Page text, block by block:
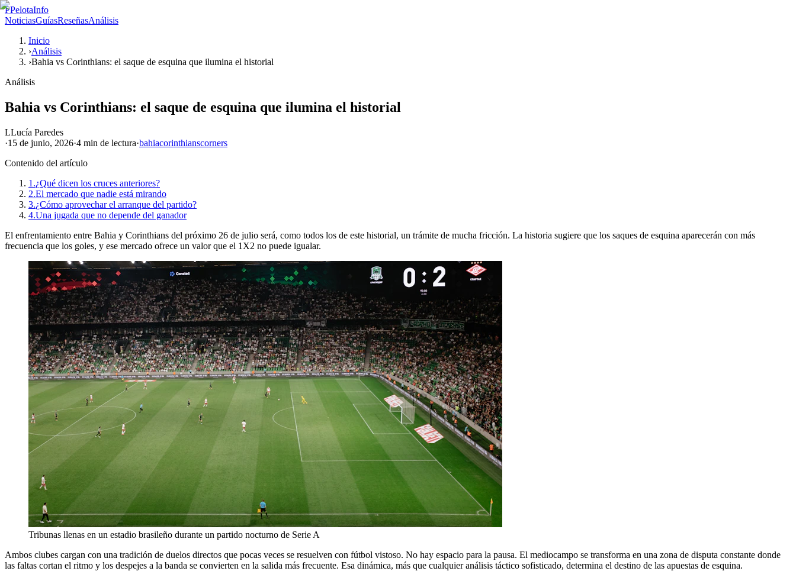
PPelotaInfo
NoticiasGuíasReseñasAnálisis
Inicio
›Análisis
›Bahia vs Corinthians: el saque de esquina que ilumina el historial
Análisis
Bahia vs Corinthians: el saque de esquina que ilumina el historial
LLucía Paredes
·15 de junio, 2026·4 min de lectura·bahiacorinthianscorners
Contenido del artículo
1.¿Qué dicen los cruces anteriores?
2.El mercado que nadie está mirando
3.¿Cómo aprovechar el arranque del partido?
4.Una jugada que no depende del ganador
El enfrentamiento entre Bahia y Corinthians del próximo 26 de julio será, como todos los de este historial, un trámite de mucha fricción. La historia sugiere que los saques de esquina aparecerán con más
frecuencia que los goles, y ese mercado ofrece un valor que el 1X2 no puede igualar.
Tribunas llenas en un estadio brasileño durante un partido nocturno de Serie A
Ambos clubes cargan con una tradición de duelos directos que pocas veces se resuelven con fútbol vistoso. No hay espacio para la pausa. El mediocampo se transforma en una zona de disputa constante donde
las faltas cortan el ritmo y los despejes a la banda se convierten en la salida más frecuente. Esa dinámica, más que cualquier análisis táctico sofisticado, determina el destino de las apuestas de esquina.